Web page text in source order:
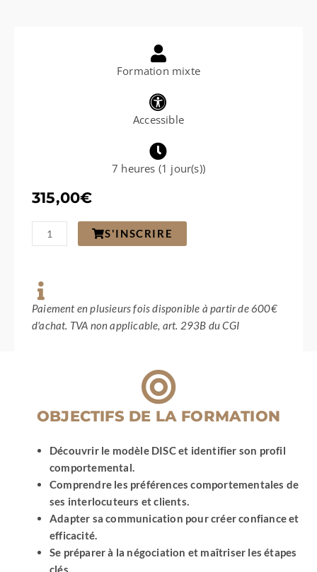
Formation mixte
Accessible
7 heures (1 jour(s))
315,00€
gestion
locative
et
syndic
S'INSCRIRE
Paiement en plusieurs fois disponible à partir de 600€
d'achat. TVA non applicable, art. 293B du CGI
OBJECTIFS DE LA FORMATION
Découvrir le modèle DISC et identifier son profil
comportemental.
Comprendre les préférences comportementales de
ses interlocuteurs et clients.
Adapter sa communication pour créer confiance et
efficacité.
Se préparer à la négociation et maîtriser les étapes
clés.